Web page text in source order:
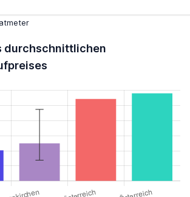
durchschnittlichen